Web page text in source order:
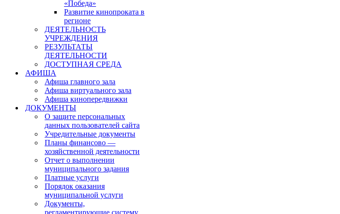
«Победа»
Развитие кинопроката в
регионе
ДЕЯТЕЛЬНОСТЬ
УЧРЕЖДЕНИЯ
РЕЗУЛЬТАТЫ
ДЕЯТЕЛЬНОСТИ
ДОСТУПНАЯ СРЕДА
АФИША
Афиша главного зала
Афиша виртуального зала
Афиша кинопередвижки
ДОКУМЕНТЫ
О защите персональных
данных пользователей сайта
Учредительные документы
Планы финансово —
хозяйственной деятельности
Отчет о выполнении
муниципального задания
Платные услуги
Порядок оказания
муниципальной услуги
Документы,
регламентирующие систему